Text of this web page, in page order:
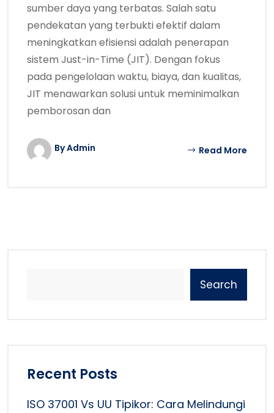
sumber daya yang terbatas. Salah satu
pendekatan yang terbukti efektif dalam
meningkatkan efisiensi adalah penerapan
sistem Just-in-Time (JIT). Dengan fokus
pada pengelolaan waktu, biaya, dan kualitas,
JIT menawarkan solusi untuk meminimalkan
pemborosan dan
By Admin Read More
Search
Recent Posts
ISO 37001 Vs UU Tipikor: Cara Melindungi